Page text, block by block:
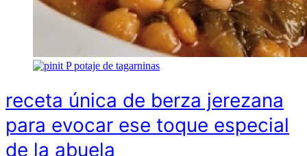
P potaje de tagarninas
receta única de berza jerezana
para evocar ese toque especial
de la abuela